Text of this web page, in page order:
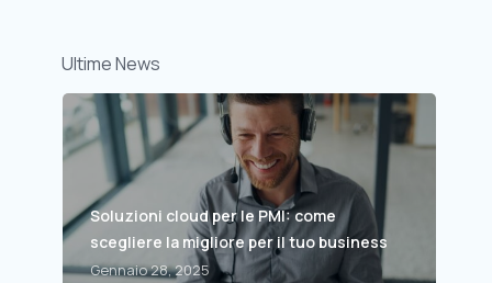
Ultime News
Soluzioni cloud per le PMI: come
scegliere la migliore per il tuo business
Gennaio 28, 2025